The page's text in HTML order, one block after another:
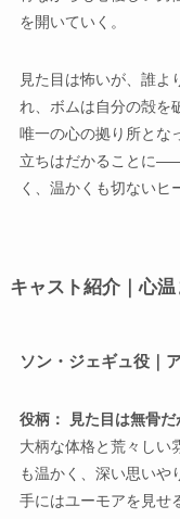
を開いていく。
見た目は怖いが、誰よ
れ、ボムは自分の殻を
唯一の心の拠り所とな
立ちはだかることに
く、温かくも切ないヒ
キャスト紹介｜心
ソン・ジェギュ役｜
役柄： 見た目は無骨
大柄な体格と荒々しい
も温かく、深い思いや
手にはユーモアを見せ